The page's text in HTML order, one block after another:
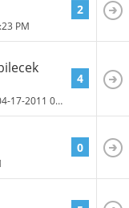
PM
2
17-2011 05:59 PM
4
0